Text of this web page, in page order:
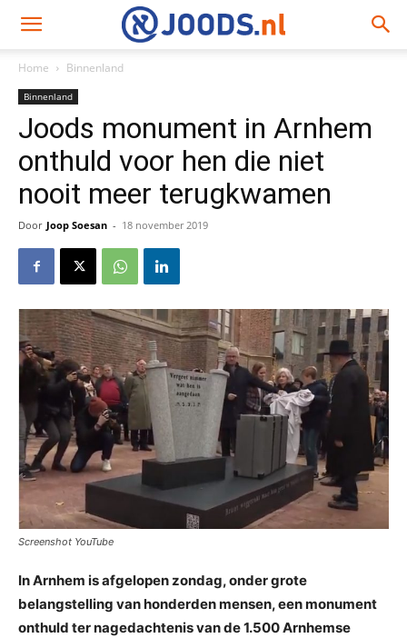
Home Binnenland
Binnenland
Joods monument in Arnhem
onthuld voor hen die niet
nooit meer terugkwamen
Door Joop Soesan - 18 november 2019
Screenshot YouTube
In Arnhem is afgelopen zondag, onder grote
belangstelling van honderden mensen, een monument
onthuld ter nagedachtenis van de 1.500 Arnhemse